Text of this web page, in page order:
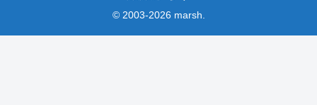
© 2003-2026 marsh.